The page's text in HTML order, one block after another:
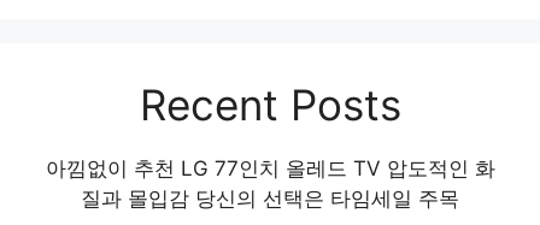
Recent Posts
아낌없이 추천 LG 77인치 올레드 TV 압도적인 화
질과 몰입감 당신의 선택은 타임세일 주목